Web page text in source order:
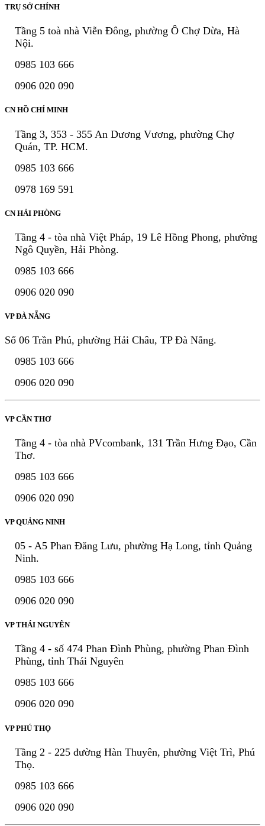
TRỤ SỞ CHÍNH
Tầng 5 toà nhà Viễn Đông, phường Ô Chợ Dừa, Hà
Nội.
0985 103 666
0906 020 090
CN HỒ CHÍ MINH
Tầng 3, 353 - 355 An Dương Vương, phường Chợ
Quán, TP. HCM.
0985 103 666
0978 169 591
CN HẢI PHÒNG
Tầng 4 - tòa nhà Việt Pháp, 19 Lê Hồng Phong, phường
Ngô Quyền, Hải Phòng.
0985 103 666
0906 020 090
VP ĐÀ NẴNG
Số 06 Trần Phú, phường Hải Châu, TP Đà Nẵng.
0985 103 666
0906 020 090
VP CẦN THƠ
Tầng 4 - tòa nhà PVcombank, 131 Trần Hưng Đạo, Cần
Thơ.
0985 103 666
0906 020 090
VP QUẢNG NINH
05 - A5 Phan Đăng Lưu, phường Hạ Long, tỉnh Quảng
Ninh.
0985 103 666
0906 020 090
VP THÁI NGUYÊN
Tầng 4 - số 474 Phan Đình Phùng, phường Phan Đình
Phùng, tỉnh Thái Nguyên
0985 103 666
0906 020 090
VP PHÚ THỌ
Tầng 2 - 225 đường Hàn Thuyên, phường Việt Trì, Phú
Thọ.
0985 103 666
0906 020 090